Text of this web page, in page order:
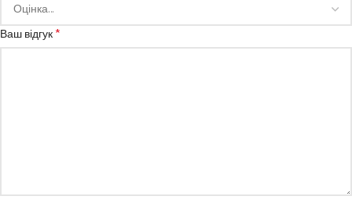
Ваш відгук *